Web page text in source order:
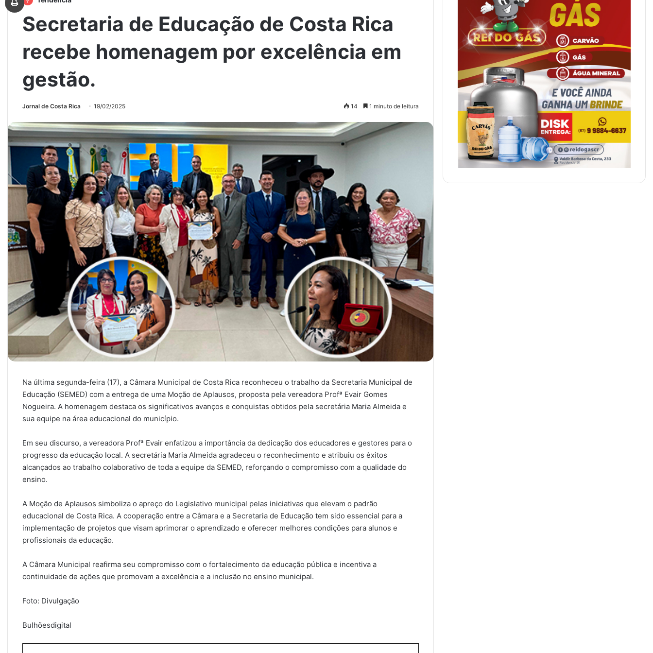
Secretaria de Educação de Costa Rica
recebe homenagem por excelência em
gestão.
Jornal de Costa Rica 19/02/2025 14 1 minuto de leitura
Na última segunda-feira (17), a Câmara Municipal de Costa Rica reconheceu o trabalho da Secretaria Municipal de
Educação (SEMED) com a entrega de uma Moção de Aplausos, proposta pela vereadora Profª Evair Gomes
Nogueira. A homenagem destaca os significativos avanços e conquistas obtidos pela secretária Maria Almeida e
sua equipe na área educacional do município.
Em seu discurso, a vereadora Profª Evair enfatizou a importância da dedicação dos educadores e gestores para o
progresso da educação local. A secretária Maria Almeida agradeceu o reconhecimento e atribuiu os êxitos
alcançados ao trabalho colaborativo de toda a equipe da SEMED, reforçando o compromisso com a qualidade do
ensino.
A Moção de Aplausos simboliza o apreço do Legislativo municipal pelas iniciativas que elevam o padrão
educacional de Costa Rica. A cooperação entre a Câmara e a Secretaria de Educação tem sido essencial para a
implementação de projetos que visam aprimorar o aprendizado e oferecer melhores condições para alunos e
profissionais da educação.
A Câmara Municipal reafirma seu compromisso com o fortalecimento da educação pública e incentiva a
continuidade de ações que promovam a excelência e a inclusão no ensino municipal.
Foto: Divulgação
Bulhõesdigital